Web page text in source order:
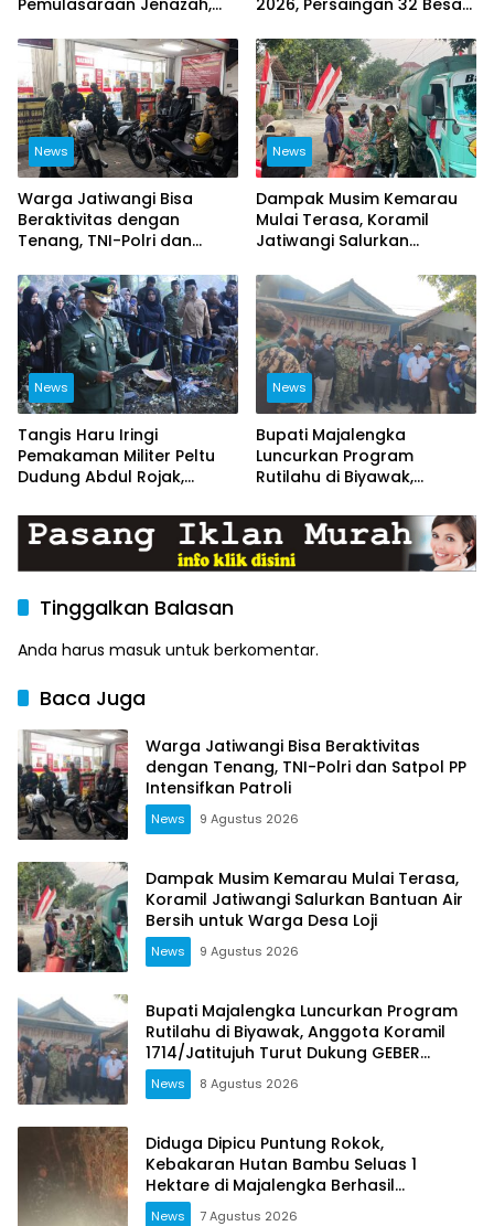
Pemulasaraan Jenazah,
dan Keagamaan
2026, Persaingan 32 Besar
News
Warga Jatiwangi Bisa
Beraktivitas dengan
Tenang, TNI-Polri dan
Patroli
News
Dampak Musim Kemarau
Mulai Terasa, Koramil
Jatiwangi Salurkan
Warga Desa Loji
News
Tangis Haru Iringi
Pemakaman Militer Peltu
Dudung Abdul Rojak,
Upacara Penghormatan
Terakhir
News
Bupati Majalengka
Luncurkan Program
Rutilahu di Biyawak,
1714/Jatitujuh Turut
Dukung GEBER Bersama
Warga
Tinggalkan Balasan
Anda harus masuk untuk berkomentar.
Baca Juga
Warga Jatiwangi Bisa Beraktivitas
dengan Tenang, TNI-Polri dan Satpol PP
Intensifkan Patroli
News 9 Agustus 2026
Dampak Musim Kemarau Mulai Terasa,
Koramil Jatiwangi Salurkan Bantuan Air
Bersih untuk Warga Desa Loji
News 9 Agustus 2026
Bupati Majalengka Luncurkan Program
Rutilahu di Biyawak, Anggota Koramil
1714/Jatitujuh Turut Dukung GEBER
Bersama Warga
News 8 Agustus 2026
Diduga Dipicu Puntung Rokok,
Kebakaran Hutan Bambu Seluas 1
Hektare di Majalengka Berhasil
Dipadamkan
News 7 Agustus 2026